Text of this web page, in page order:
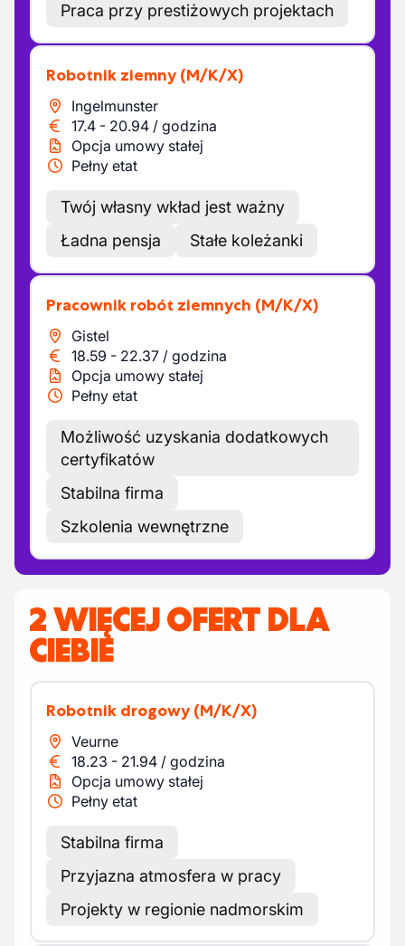
Praca przy prestiżowych projektach
Robotnik ziemny (M/K/X)
Ingelmunster
17.4 - 20.94 / godzina
Opcja umowy stałej
Pełny etat
Twój własny wkład jest ważny
Ładna pensja
Stałe koleżanki
Pracownik robót ziemnych (M/K/X)
Gistel
18.59 - 22.37 / godzina
Opcja umowy stałej
Pełny etat
Możliwość uzyskania dodatkowych
certyfikatów
Stabilna firma
Szkolenia wewnętrzne
2 WIĘCEJ OFERT DLA
CIEBIE
Robotnik drogowy (M/K/X)
Veurne
18.23 - 21.94 / godzina
Opcja umowy stałej
Pełny etat
Stabilna firma
Przyjazna atmosfera w pracy
Projekty w regionie nadmorskim